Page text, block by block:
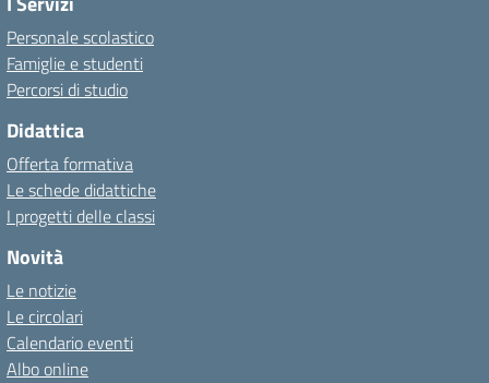
Personale scolastico
Famiglie e studenti
Percorsi di studio
Didattica
Offerta formativa
Le schede didattiche
I progetti delle classi
Novità
Le notizie
Le circolari
Calendario eventi
Albo online